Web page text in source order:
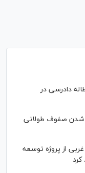
دادرسی در
شدن صفوف طولانی
از پروژه توسعه